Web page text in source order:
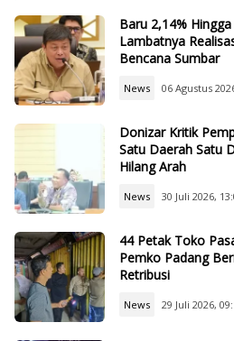
Baru 2,14%
Lambatnya
Bencana Sumbar
News 06 Agustus
Donizar Kritik
Satu Daerah Satu
Hilang Arah
News 30 Juli 2026,
44 Petak Toko
Pemko Padang
Retribusi
News 29 Juli 2026,